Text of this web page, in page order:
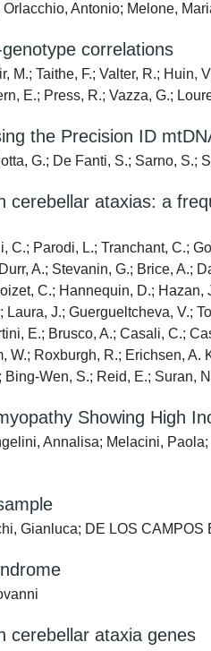
Antonio; Melone,
correlations
Taithe, F.; Valter, R.; Huin,
E.; Press, R.; Vazza, G.;
the Precision ID
G.; De Fanti, S.; Sarno, S.;
ataxias: a
Parodi, L.; Tranchant, C.;
A.; Stevanin, G.; Brice, A.;
C.; Hannequin, D.; Hazan,
J.; Guergueltcheva, V.;
E.; Brusco, A.; Casali, C.;
Roxburgh, R.; Erichsen,
Wen, S.; Reid, E.; Suran,
Showing High
Annalisa; Melacini,
Gianluca; DE LOS
cerebellar ataxia genes